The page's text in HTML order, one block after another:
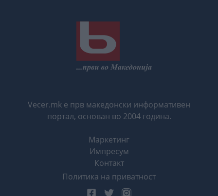
Vecer.mk е прв македонски информативен
портал, основан во 2004 година.
Маркетинг
Импресум
Контакт
Политика на приватност